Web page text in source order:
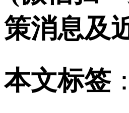
策消息及
本文标签：